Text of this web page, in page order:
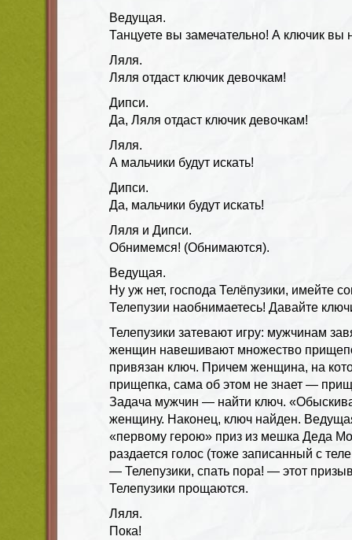
Ведущая.
Танцуете вы замечательно! А ключик вы
Ляля.
Ляля отдаст ключик девочкам!
Дипси.
Да, Ляля отдаст ключик девочкам!
Ляля.
А мальчики будут искать!
Дипси.
Да, мальчики будут искать!
Ляля и Дипси.
Обнимемся! (Обнимаются).
Ведущая.
Ну уж нет, господа Телёпузики, имейте
Телепузии наобнимаетесь! Давайте
Телепузики затевают игру: мужчинам
женщин навешивают множество
привязан ключ. Причем женщина, на
прищепка, сама об этом не знает —
Задача мужчин — найти ключ.
женщину. Наконец, ключ найден.
«первому герою» приз из мешка Деда
раздается голос (тоже записанный с
— Телепузики, спать пора! — этот
Телепузики прощаются.
Ляля.
Пока!